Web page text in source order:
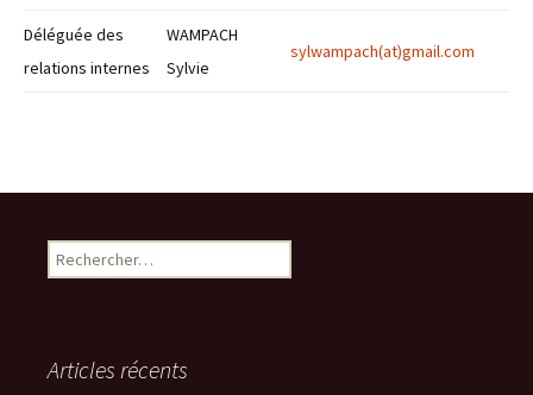
Déléguée des
relations internes
WAMPACH
Sylvie
sylwampach(at)gmail.com
Rechercher :
Articles récents